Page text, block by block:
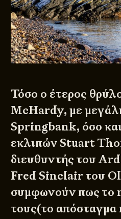
Τόσο ο έτερος
McHardy, με
Springbank, όσο
εκλιπών Stuart
διευθυντής του
Fred Sinclair του
συμφωνούν πως το
τους(το απόσταγμα